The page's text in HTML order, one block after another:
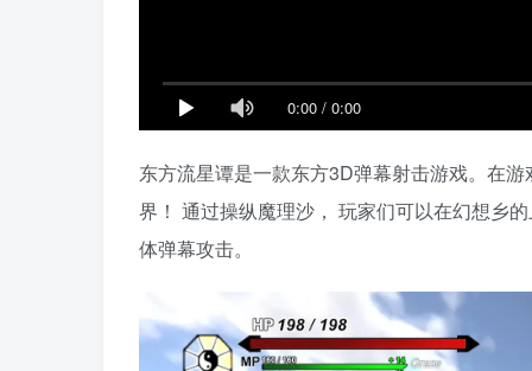
0:00 / 0:00
东方流星谭是一款东方3D弹幕射击游戏。在
界！ 通过操纵魔理沙， 玩家们可以在幻想乡
体弹幕攻击。